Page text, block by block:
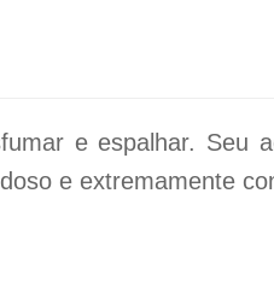
e espalhar. Seu
e extremamente